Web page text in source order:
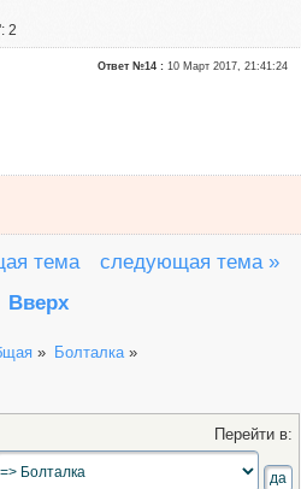
2
Ответ №14 :10 Март 2017, 21:41:24
тема
следующая тема »
Вверх
» Болталка»
Перейти в: